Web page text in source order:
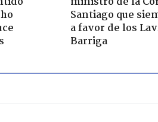
Santiago que
a favor de los
Barriga